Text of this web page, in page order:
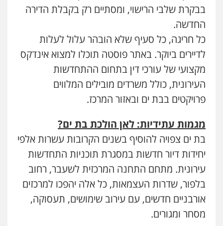
בבקרת שלבי הרישוי, ומסתיים רק בקבלת הדירה
החדשה.
כל חריגה, כל סעיף שלא הובהר עלול לעלות
לדיירים ביוקר. באתר פוסטה תוכלו למצוא אינדקס
מקצועי של עורכי דין בתחום ההתחדשות
העירונית, כולל משרדים מובילים המלווים
פרויקטים בבת ים ובאזור המרכז.
מגמות עתידיות: לאן הולכת בת ים?
בת ים צפויה להוסיף בשנים הקרובות עשרות אלפי
יחידות דיור חדשות במסגרת תוכניות התחדשות
עירונית. מתחם התחנה המרכזית לשעבר, רחוב
בלפור, שדרות העצמאות, כל אלה יהפכו למרכזים
אורבניים חדשים, עם עירוב שימושים, תעסוקה,
מסחר ומגורים.